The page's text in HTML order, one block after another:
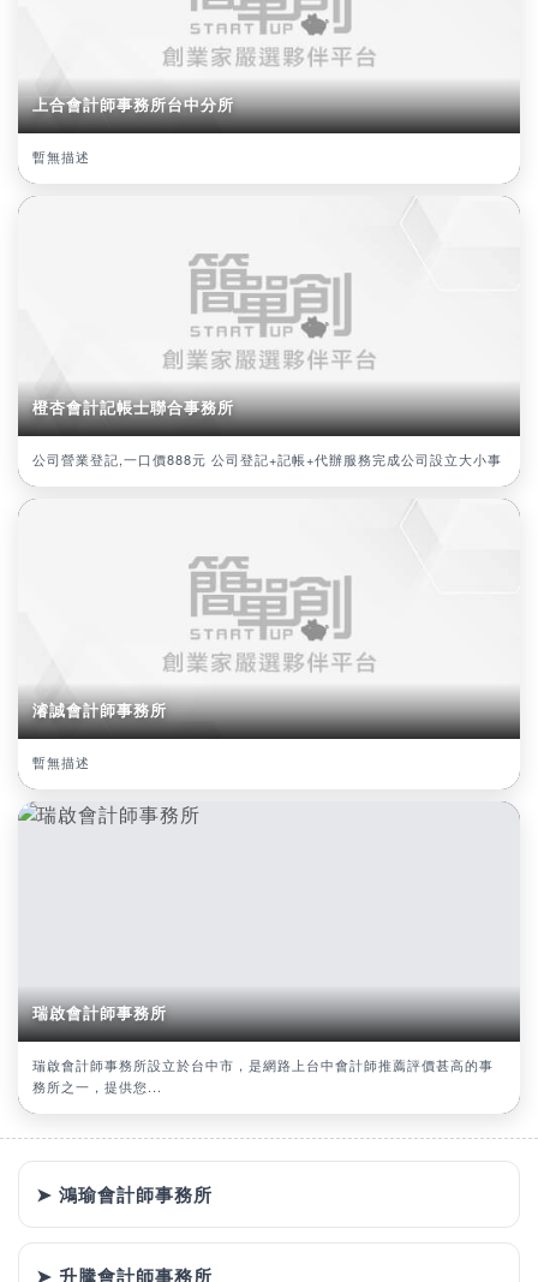
上合會計師事務所台中分所
暫無描述
橙杏會計記帳士聯合事務所
公司營業登記,一口價888元 公司登記+記帳+代辦服務完成公司設立大小事
濬誠會計師事務所
暫無描述
瑞啟會計師事務所
瑞啟會計師事務所設立於台中市，是網路上台中會計師推薦評價甚高的事
務所之一，提供您...
➤ 鴻瑜會計師事務所
➤ 升騰會計師事務所